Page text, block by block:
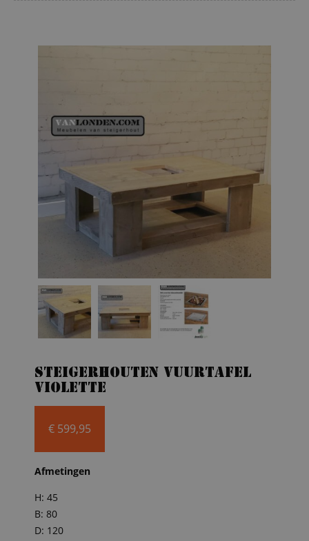
Steigerhouten vuurtafel
Violette
€ 599,95
Afmetingen
H: 45
B: 80
D: 120